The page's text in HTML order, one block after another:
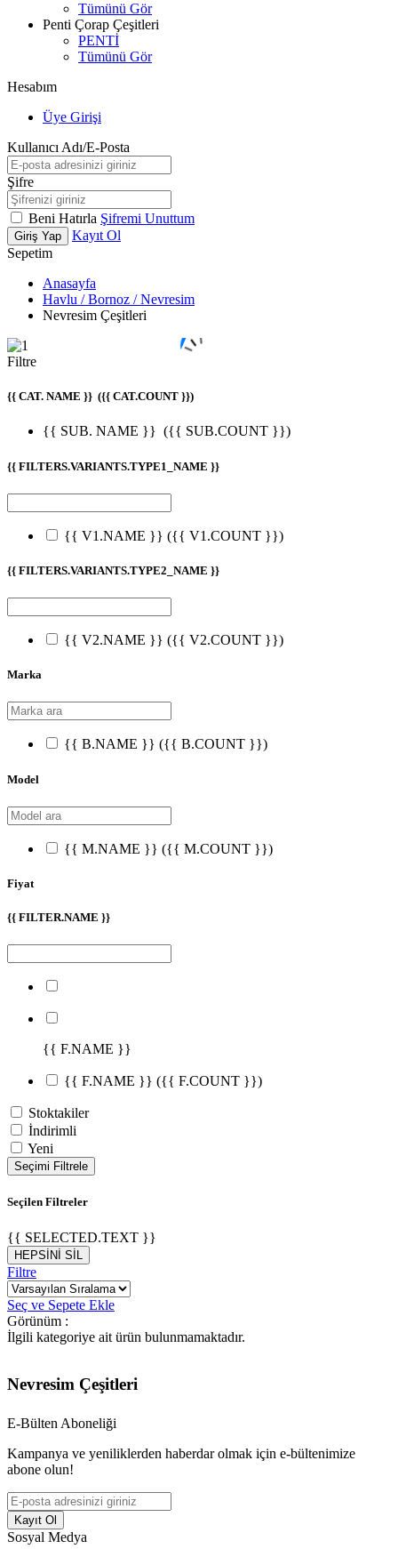
Tümünü Gör
Penti Çorap Çeşitleri
PENTİ
Tümünü Gör
Hesabım
Üye Girişi
Kullanıcı Adı/E-Posta
Şifre
Beni Hatırla Şifremi Unuttum
Giriş Yap
Kayıt Ol
Sepetim
Anasayfa
Havlu / Bornoz / Nevresim
Nevresim Çeşitleri
Filtre
{{ CAT. NAME }} ({{ CAT.COUNT }})
{{ SUB. NAME }} ({{ SUB.COUNT }})
{{ FILTERS.VARIANTS.TYPE1_NAME }}
{{ V1.NAME }} ({{ V1.COUNT }})
{{ FILTERS.VARIANTS.TYPE2_NAME }}
{{ V2.NAME }} ({{ V2.COUNT }})
Marka
{{ B.NAME }} ({{ B.COUNT }})
Model
{{ M.NAME }} ({{ M.COUNT }})
Fiyat
{{ FILTER.NAME }}
{{ F.NAME }}
{{ F.NAME }} ({{ F.COUNT }})
Stoktakiler
İndirimli
Yeni
Seçimi Filtrele
Seçilen Filtreler
{{ SELECTED.TEXT }}
HEPSİNİ SİL
Filtre
Seç ve Sepete Ekle
Görünüm :
İlgili kategoriye ait ürün bulunmamaktadır.
Nevresim Çeşitleri
E-Bülten Aboneliği
Kampanya ve yeniliklerden haberdar olmak için e-bültenimize
abone olun!
Kayıt Ol
Sosyal Medya